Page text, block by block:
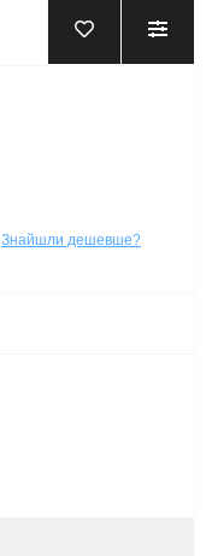
Знайшли дешевше?